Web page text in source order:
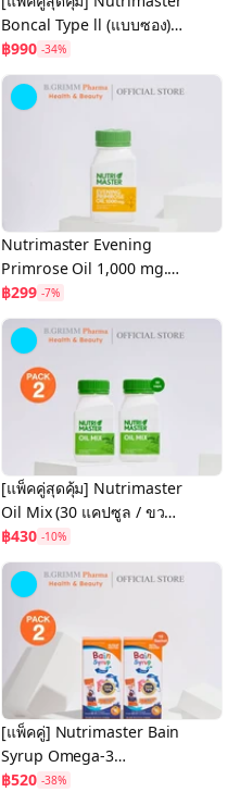
Boncal Type ll (แบบซอง)
ชะลอข้อเสื่อม เเละบรรเทา
ข้ออักเสบ
฿990 -34%
Nutrimaster Evening
Primrose Oil 1,000 mg.
น้ำมันอีฟนิ่งพริมโรส (30
แคปซูล / ขวด)
฿299 -7%
[แพ็คคู่สุดคุ้ม] Nutrimaster
Oil Mix (30 แคปซูล / ขวด)
ออยล์ มิกซ์ น้ำมันสกัดเย็น
จากพืช 6 ชนิด
฿430 -10%
[แพ็คคู่] Nutrimaster Bain
Syrup Omega-3
DHA+EPA เบน ไซรัป น้ำมัน
฿520 -38%